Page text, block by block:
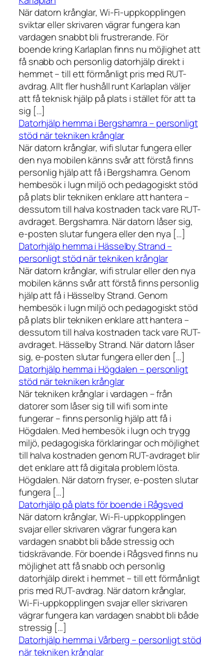
När datorn krånglar, Wi-Fi-uppkopplingen
sviktar eller skrivaren vägrar fungera kan
vardagen snabbt bli frustrerande. För
boende kring Karlaplan finns nu möjlighet att
få snabb och personlig datorhjälp direkt i
hemmet – till ett förmånligt pris med RUT-
avdrag. Allt fler hushåll runt Karlaplan väljer
att få teknisk hjälp på plats i stället för att ta
sig […]
Datorhjälp hemma i Bergshamra – personligt
stöd när tekniken krånglar
När datorn krånglar, wifi slutar fungera eller
den nya mobilen känns svår att förstå finns
personlig hjälp att få i Bergshamra. Genom
hembesök i lugn miljö och pedagogiskt stöd
på plats blir tekniken enklare att hantera –
dessutom till halva kostnaden tack vare RUT-
avdraget. Bergshamra. När datorn låser sig,
e-posten slutar fungera eller den nya […]
Datorhjälp hemma i Hässelby Strand –
personligt stöd när tekniken krånglar
När datorn krånglar, wifi strular eller den nya
mobilen känns svår att förstå finns personlig
hjälp att få i Hässelby Strand. Genom
hembesök i lugn miljö och pedagogiskt stöd
på plats blir tekniken enklare att hantera –
dessutom till halva kostnaden tack vare RUT-
avdraget. Hässelby Strand. När datorn låser
sig, e-posten slutar fungera eller den […]
Datorhjälp hemma i Högdalen – personligt
stöd när tekniken krånglar
När tekniken krånglar i vardagen – från
datorer som låser sig till wifi som inte
fungerar – finns personlig hjälp att få i
Högdalen. Med hembesök i lugn och trygg
miljö, pedagogiska förklaringar och möjlighet
till halva kostnaden genom RUT-avdraget blir
det enklare att få digitala problem lösta.
Högdalen. När datorn fryser, e-posten slutar
fungera […]
Datorhjälp på plats för boende i Rågsved
När datorn krånglar, Wi-Fi-uppkopplingen
svajar eller skrivaren vägrar fungera kan
vardagen snabbt bli både stressig och
tidskrävande. För boende i Rågsved finns nu
möjlighet att få snabb och personlig
datorhjälp direkt i hemmet – till ett förmånligt
pris med RUT-avdrag. När datorn krånglar,
Wi-Fi-uppkopplingen svajar eller skrivaren
vägrar fungera kan vardagen snabbt bli både
stressig […]
Datorhjälp hemma i Vårberg – personligt stöd
när tekniken krånglar